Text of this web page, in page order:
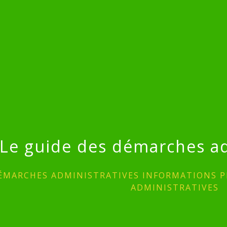
Le guide des démarches
ADMINISTRATIVES INFORMATIONS
ADMINISTRATIVES